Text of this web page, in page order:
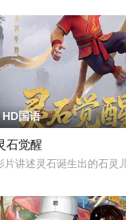
“温暖”之谜的旅程。
所伤，断掉一臂。最终
专业的商业机器人拳击
HD国语
石觉醒
片讲述灵石诞生出的石灵